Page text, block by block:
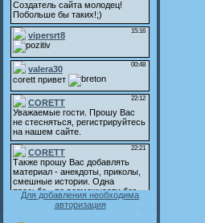
Для добавления необходима
авторизация